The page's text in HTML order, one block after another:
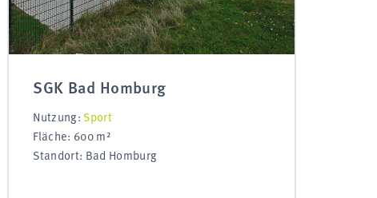
SGK Bad Homburg
Nutzung: Sport
Fläche: 600 m²
Standort: Bad Homburg